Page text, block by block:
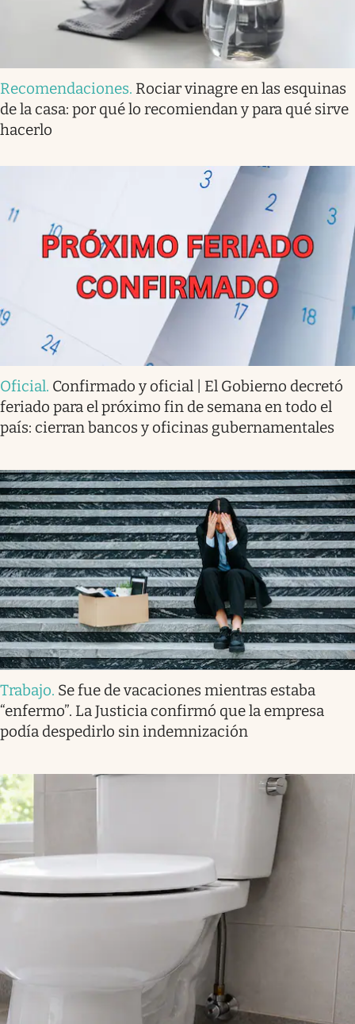
Recomendaciones. Rociar vinagre en las esquinas
de la casa: por qué lo recomiendan y para qué sirve
hacerlo
Oficial. Confirmado y oficial | El Gobierno decretó
feriado para el próximo fin de semana en todo el
país: cierran bancos y oficinas gubernamentales
Trabajo. Se fue de vacaciones mientras estaba
“enfermo”. La Justicia confirmó que la empresa
podía despedirlo sin indemnización